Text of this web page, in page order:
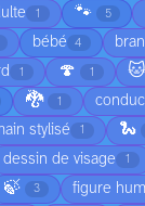
1 🐾 5
bébé 4
1 🍄 1 🐱
🐉 1
stylisé 1 🐍
dessin de visage 1
🍃 3 figure